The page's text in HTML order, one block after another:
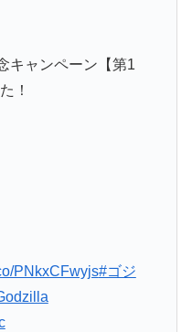
キャンペーン【第1
！
PNkxCFwyjs#ゴジ